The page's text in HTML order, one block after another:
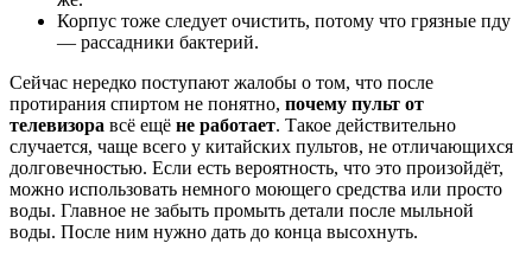
Корпус тоже следует очистить, потому что грязные пду
— рассадники бактерий.
Сейчас нередко поступают жалобы о том, что после
протирания спиртом не понятно, почему пульт от
телевизора всё ещё не работает. Такое действительно
случается, чаще всего у китайских пультов, не отличающихся
долговечностью. Если есть вероятность, что это произойдёт,
можно использовать немного моющего средства или просто
воды. Главное не забыть промыть детали после мыльной
воды. После ним нужно дать до конца высохнуть.